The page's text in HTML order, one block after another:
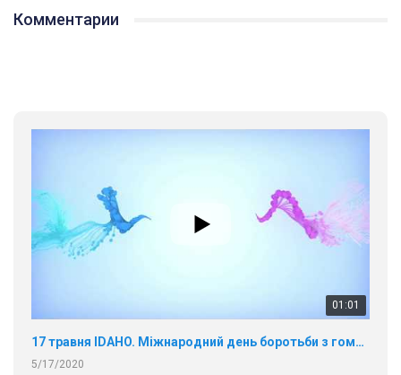
Комментарии
01:01
В цьому році, пандемія та COVІD-19 не дали нам можливості
навіть коли ми у різних містах та не можемо зустрінеться, ми
разом. Ми закликаємо всіх хто поділяє цінності рівності та
423 Просмотров • 37 Нравится • 1 Комментариев